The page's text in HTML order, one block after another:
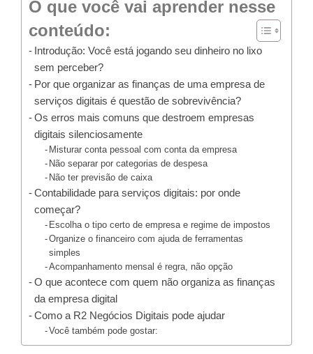
O que você vai aprender nesse
conteúdo:
Introdução: Você está jogando seu dinheiro no lixo
sem perceber?
Por que organizar as finanças de uma empresa de
serviços digitais é questão de sobrevivência?
Os erros mais comuns que destroem empresas
digitais silenciosamente
Misturar conta pessoal com conta da empresa
Não separar por categorias de despesa
Não ter previsão de caixa
Contabilidade para serviços digitais: por onde
começar?
Escolha o tipo certo de empresa e regime de impostos
Organize o financeiro com ajuda de ferramentas
simples
Acompanhamento mensal é regra, não opção
O que acontece com quem não organiza as finanças
da empresa digital
Como a R2 Negócios Digitais pode ajudar
Você também pode gostar: